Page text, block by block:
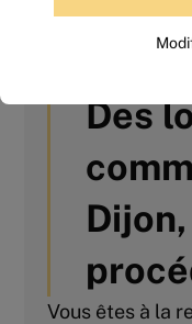
Bâtiment
Des
Vous êtes à la